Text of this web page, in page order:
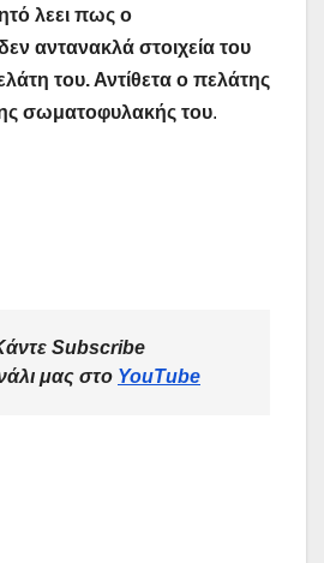
λεει πως ο
αντανακλά στοιχεία του
του. Αντίθετα ο πελάτης
σωματοφυλακής του.
Subscribe
μας στο YouTube